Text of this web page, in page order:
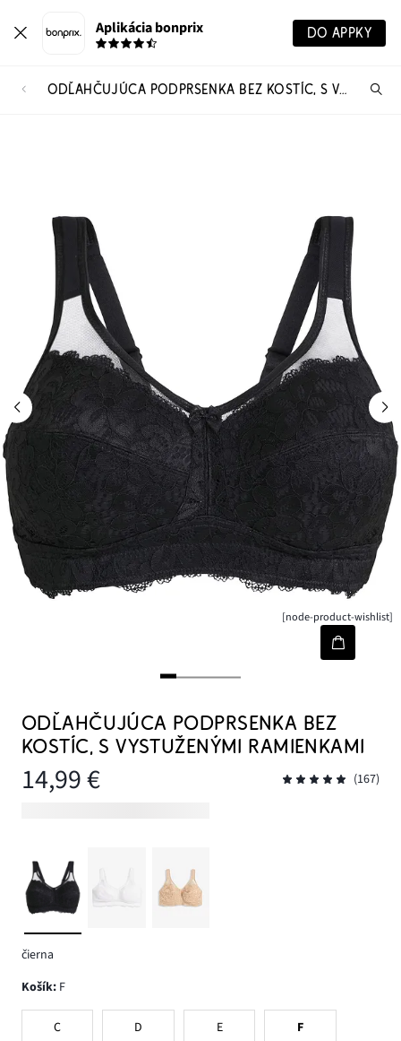
Aplikácia bonprix DO APPKY
ODĽAHČUJÚCA PODPRSENKA BEZ KOSTÍC, S VYSTUŽENÝMI RAMIENKAMI
[node-product-wishlist]
ODĽAHČUJÚCA PODPRSENKA BEZ
KOSTÍC, S VYSTUŽENÝMI RAMIENKAMI
14,99 € (167)
čierna
Košík: F
C D E F